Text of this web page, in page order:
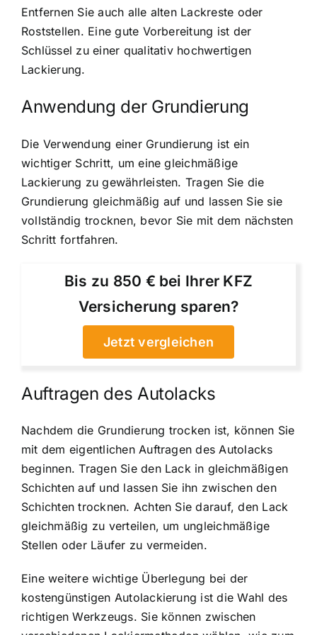
Entfernen Sie auch alle alten Lackreste oder
Roststellen. Eine gute Vorbereitung ist der
Schlüssel zu einer qualitativ hochwertigen
Lackierung.
Anwendung der Grundierung
Die Verwendung einer Grundierung ist ein
wichtiger Schritt, um eine gleichmäßige
Lackierung zu gewährleisten. Tragen Sie die
Grundierung gleichmäßig auf und lassen Sie sie
vollständig trocknen, bevor Sie mit dem nächsten
Schritt fortfahren.
Bis zu 850 € bei Ihrer KFZ
Versicherung sparen?
Jetzt vergleichen
Auftragen des Autolacks
Nachdem die Grundierung trocken ist, können Sie
mit dem eigentlichen Auftragen des Autolacks
beginnen. Tragen Sie den Lack in gleichmäßigen
Schichten auf und lassen Sie ihn zwischen den
Schichten trocknen. Achten Sie darauf, den Lack
gleichmäßig zu verteilen, um ungleichmäßige
Stellen oder Läufer zu vermeiden.
Eine weitere wichtige Überlegung bei der
kostengünstigen Autolackierung ist die Wahl des
richtigen Werkzeugs. Sie können zwischen